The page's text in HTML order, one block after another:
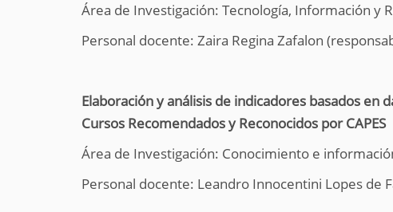
Área de Investigación: Tecnología, Información y
Personal docente: Zaira Regina Zafalon
Elaboración y análisis de indicadores basados en
Cursos Recomendados y Reconocidos por CAPES
Área de Investigación: Conocimiento e
Personal docente: Leandro Innocentini Lopes de